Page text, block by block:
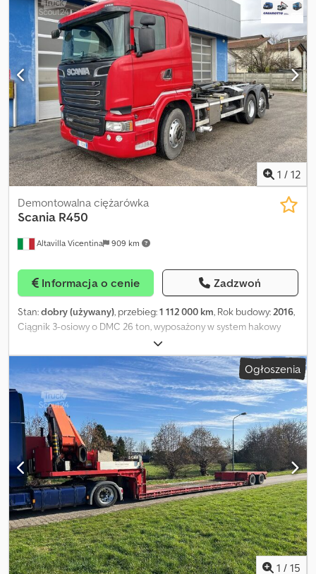
245.70 R 17.5, kolor:czerwony, Rok budowy:1998
, Wyposażenie:
ABS , naczepa niskopodwoziowa z wysuwaną wanną, 3 osie z 2. i 3.
skrętną, zawieszenie pneumatyczne, ABS, rok produkcji 1998,
wanna o długości 5,30 m z dodatkowym wysuwem o 3,50 m,
wysokość od podłoża 45 cm, moduł wysuwany nad osiami,
regulowany, odpinany dyszel, sterowanie skrętem osi
autosterujących przewodowe, stan dobry, DEALER INTERDRIVE
SRL-PARMA Credswg E Rbepfx Agusf
1 / 12
Altavilla Vicentina 909 km
Demontowalna ciężarówka
Scania R450
Informacja o cenie Zadzwoń
Stan:dobry (używany), przebieg:1 112 000 km, Rok budowy:2016,
Ciągnik 3-osiowy o DMC 26 ton, wyposażony w system hakowy
Guimatrag serii T26, ładowność użytkowa 14 265 kg, rozstaw osi
4300 mm, automatyczna skrzynia biegów, retarder, możliwość
podpięcia przyczepy, kabina sypialna, norma emisji Euro 6. Cjdpfx
Aget Rg Exjuerf Uwaga: Opis pojazdu ma charakter orientacyjny i
może zawierać błędy lub nieścisłości. Prosimy o kontakt w celu
weryfikacji zgodności danych.
Ogłoszenia
1 / 15